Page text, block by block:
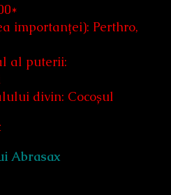
importanței): Perthro,
al puterii:
divin: Cocoșul
Abrasax